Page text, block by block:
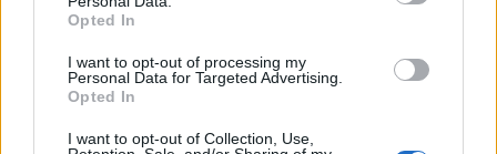
Opted In
I want to opt-out of processing my
Personal Data for Targeted Advertising.
Opted In
I want to opt-out of Collection, Use,
Το οικογενειακό εισιτήριο ισχύει για παιδιά έως και